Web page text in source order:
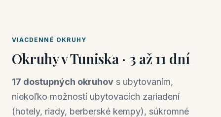
VIACDENNÉ OKRUHY
Okruhy v Tuniska · 3 až 11 dní
17 dostupných okruhov s ubytovaním,
niekoľko možností ubytovacích zariadení
(hotely, riady, berberské kempy), súkromné